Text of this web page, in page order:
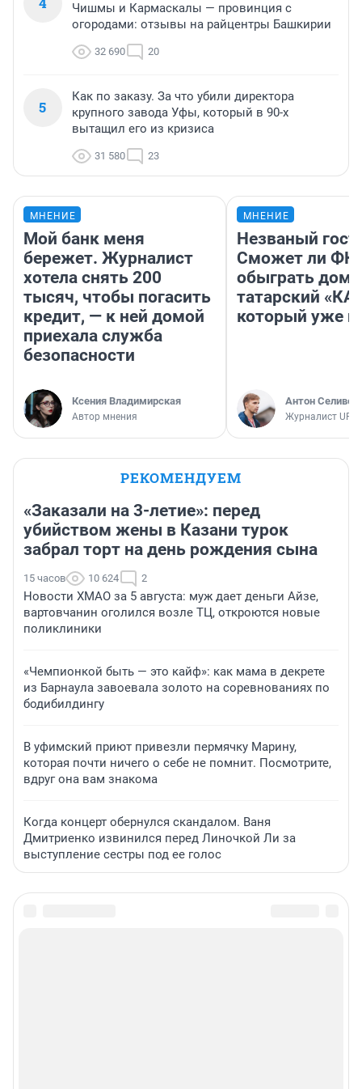
Чишмы и Кармаскалы — провинция с
огородами: отзывы на райцентры Башкирии
32 690 20
5
Как по заказу. За что убили директора
крупного завода Уфы, который в 90-х
вытащил его из кризиса
31 580 23
МНЕНИЕ
Мой банк меня
бережет. Журналист
хотела снять 200
тысяч, чтобы погасить
кредит, — к ней домой
приехала служба
безопасности
Ксения Владимирская
Автор мнения
МНЕНИЕ
Незваный
Сможет ли ФК
обыграть дома
татарский
который уже
Антон
Журналист
РЕКОМЕНДУЕМ
«Заказали на 3-летие»: перед
убийством жены в Казани турок
забрал торт на день рождения сына
15 часов 10 624 2
Новости ХМАО за 5 августа: муж дает деньги Айзе,
вартовчанин оголился возле ТЦ, откроются новые
поликлиники
«Чемпионкой быть — это кайф»: как мама в декрете
из Барнаула завоевала золото на соревнованиях по
бодибилдингу
В уфимский приют привезли пермячку Марину,
которая почти ничего о себе не помнит. Посмотрите,
вдруг она вам знакома
Когда концерт обернулся скандалом. Ваня
Дмитриенко извинился перед Линочкой Ли за
выступление сестры под ее голос